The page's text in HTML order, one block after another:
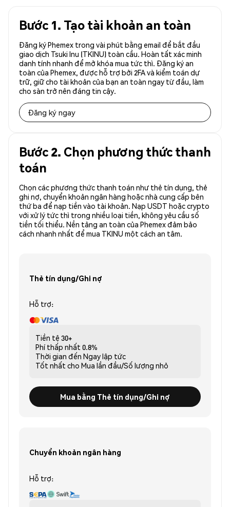
Bước 1. Tạo tài khoản an toàn
Đăng ký Phemex trong vài phút bằng email để bắt đầu
giao dịch Tsuki Inu (TKINU) toàn cầu. Hoàn tất xác minh
danh tính nhanh để mở khóa mua tức thì. Đăng ký an
toàn của Phemex, được hỗ trợ bởi 2FA và kiểm toán dự
trữ, giữ cho tài khoản của bạn an toàn ngay từ đầu, làm
cho sàn trở nên đáng tin cậy.
Đăng ký ngay
Bước 2. Chọn phương thức thanh
toán
Chọn các phương thức thanh toán như thẻ tín dụng, thẻ
ghi nợ, chuyển khoản ngân hàng hoặc nhà cung cấp bên
thứ ba để nạp tiền vào tài khoản. Nạp USDT hoặc crypto
với xử lý tức thì trong nhiều loại tiền, không yêu cầu số
tiền tối thiểu. Nền tảng an toàn của Phemex đảm bảo
cách nhanh nhất để mua TKINU một cách an tâm.
Thẻ tín dụng/Ghi nợ
Hỗ trợ:
Tiền tệ 30+
Phí thấp nhất 0.8%
Thời gian đến Ngay lập tức
Tốt nhất cho Mua lần đầu/Số lượng nhỏ
Mua bằng Thẻ tín dụng/Ghi nợ
Chuyển khoản ngân hàng
Hỗ trợ: